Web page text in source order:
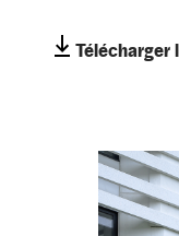
Télécharger